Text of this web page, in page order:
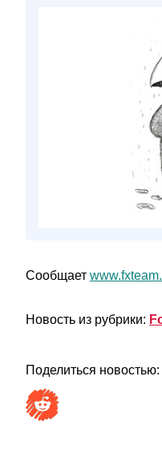
Сообщает
Новость из рубрики:
Поделиться новостью: